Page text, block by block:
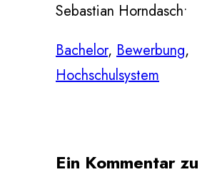
Sebastian Horndasch•
Bachelor, Bewerbung
Hochschulsystem
Ein Kommentar zu